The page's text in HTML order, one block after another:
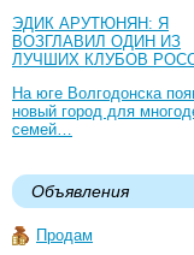
ЭДИК АРУТЮНЯН: Я
ВОЗГЛАВИЛ ОДИН ИЗ
ЛУЧШИХ КЛУБОВ
На юге Волгодонска
новый город для
семей…
Объявления
Продам